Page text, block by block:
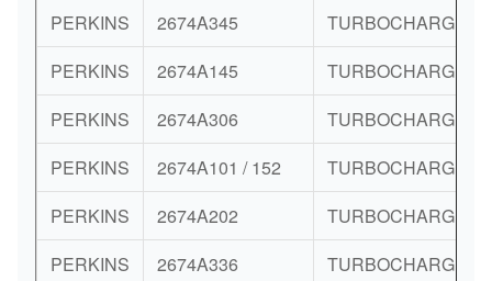
PERKINS
2674A345
TURBOCHARGER
PERKINS
2674A145
TURBOCHARGER
PERKINS
2674A306
TURBOCHARGER
PERKINS
2674A101 / 152
TURBOCHARGER
PERKINS
2674A202
TURBOCHARGER
PERKINS
2674A336
TURBOCHARGER